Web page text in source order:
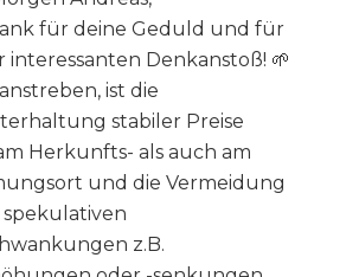
für deine Geduld und für
interessanten Denkanstoß! 🌱
ist die
stabiler Preise
Herkunfts- als auch am
und die Vermeidung
z.B.